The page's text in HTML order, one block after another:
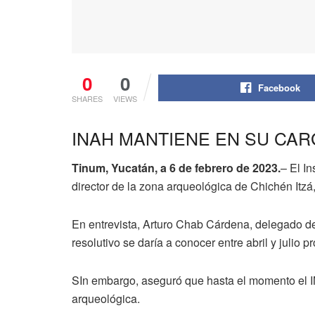
0
SHARES
0
VIEWS
Facebook
INAH MANTIENE EN SU
Tinum, Yucatán, a 6 de febrero de 2023.– El
director de la zona arqueológica de Chichén
En entrevista, Arturo Chab Cárdena, delegado
resolutivo se daría a conocer entre abril y julio
SIn embargo, aseguró que hasta el momento
arqueológica.